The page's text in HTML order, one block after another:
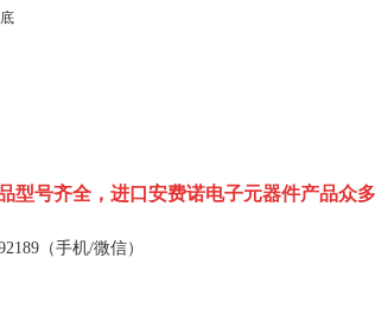
型号齐全，进口安费诺电子元器件产品众
（手机/微信）